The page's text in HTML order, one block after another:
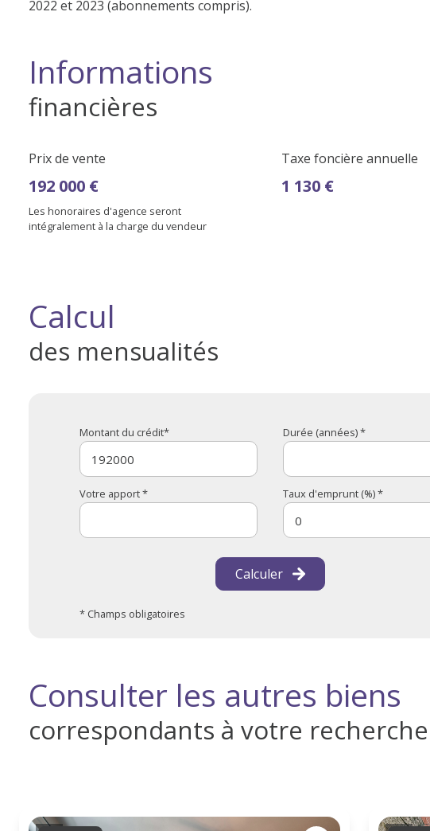
2022 et 2023 (abonnements compris).
Informations
financières
Prix de vente
192 000 €
Les honoraires d'agence seront
intégralement à la charge du vendeur
Taxe foncière annuelle
1 130 €
Calcul
des mensualités
Montant du crédit* Durée (années) *
Votre apport * Taux d'emprunt (%) *
Calculer
* Champs obligatoires
Consulter les autres biens
correspondants à votre recherche